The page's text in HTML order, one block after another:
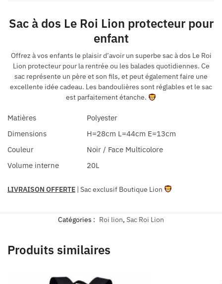
Sac à dos Le Roi Lion protecteur pour
enfant
Offrez à vos enfants le plaisir d’avoir un superbe sac à dos Le Roi
Lion protecteur pour la rentrée ou les balades quotidiennes. Ce
sac représente un père et son fils, et peut également faire une
excellente idée cadeau. Les bandoulières sont réglables et le sac
est parfaitement étanche.
Matières
Polyester
Dimensions
H=28cm L=44cm E=13cm
Couleur
Noir / Face Multicolore
Volume interne
20L
LIVRAISON OFFERTE | Sac exclusif Boutique Lion
Catégories : Roi lion, Sac Roi Lion
Produits similaires